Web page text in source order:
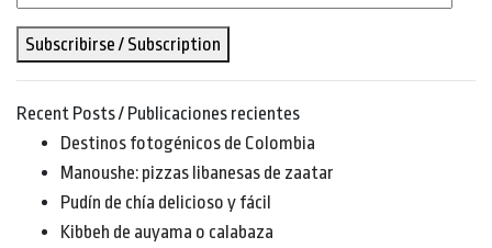
de
email
Subscribirse / Subscription
Recent Posts / Publicaciones recientes
Destinos fotogénicos de Colombia
Manoushe: pizzas libanesas de zaatar
Pudín de chía delicioso y fácil
Kibbeh de auyama o calabaza